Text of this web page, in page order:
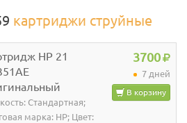
картриджи струйные
HP 21
Стандартная;
марка: HP; Цвет:
3700
7 дней
В корзину